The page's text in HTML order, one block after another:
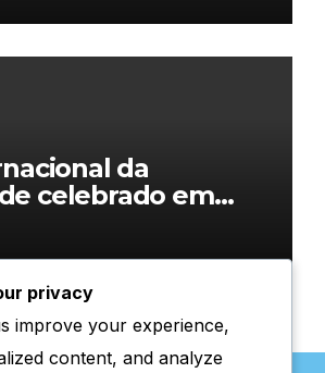
da
celebrado em
atividades
privacy
improve your experience,
content, and analyze